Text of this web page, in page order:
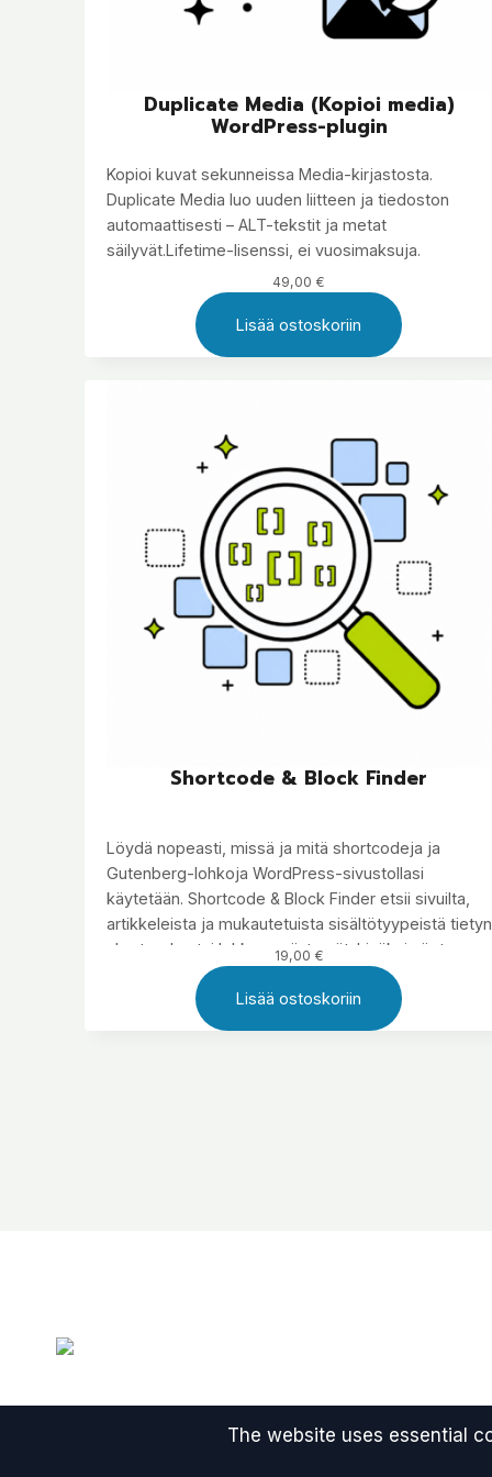
The website uses essential
Duplicate Media (Kopioi media)
WordPress-plugin
Kopioi kuvat sekunneissa Media-kirjastosta.
Duplicate Media luo uuden liitteen ja tiedoston
automaattisesti – ALT-tekstit ja metat
säilyvät.Lifetime-lisenssi, ei vuosimaksuja.
49,00 €
Lisää ostoskoriin
Shortcode & Block Finder
Löydä nopeasti, missä ja mitä shortcodeja ja
Gutenberg-lohkoja WordPress-sivustollasi
käytetään. Shortcode & Block Finder etsii sivuilta,
artikkeleista ja mukautetuista sisältötyypeistä tietyn
shortcoden tai lohkon esiintymät. Lisäksi näet
rekisteröidyt shortcodet pluginikohtaisesti, mikä
helpottaa käyttämättömien elementtien
tunnistamista ennen siivousta, korvaamista tai
19,00 €
Lisää ostoskoriin